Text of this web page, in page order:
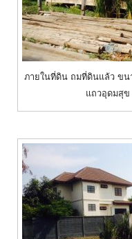
ภายในที่ดิน ถมที่ดินแล้ว ขน
แถวอุดมสุ